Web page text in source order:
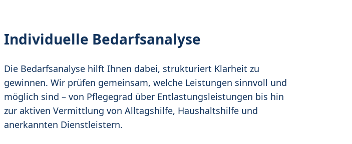
Individuelle Bedarfsanalyse
Die Bedarfsanalyse hilft Ihnen dabei, strukturiert Klarheit zu
gewinnen. Wir prüfen gemeinsam, welche Leistungen sinnvoll und
möglich sind – von Pflegegrad über Entlastungsleistungen bis hin
zur aktiven Vermittlung von Alltagshilfe, Haushaltshilfe und
anerkannten Dienstleistern.